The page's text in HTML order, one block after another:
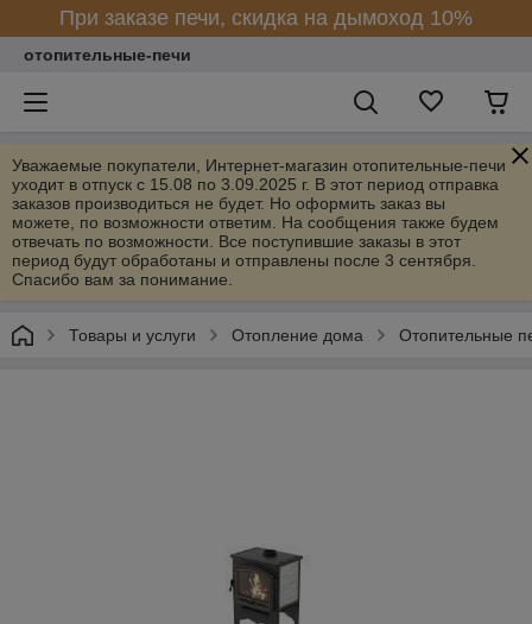
При заказе печи, скидка на дымоход 10%
отопительные-печи
Уважаемые покупатели, Интернет-магазин отопительные-печи
уходит в отпуск с 15.08 по 3.09.2025 г. В этот период отправка
заказов производиться не будет. Но оформить заказ вы
можете, по возможности ответим. На сообщения также будем
отвечать по возможности. Все поступившие заказы в этот
период будут обработаны и отправлены после 3 сентября.
Спасибо вам за понимание.
Товары и услуги Отопление дома Отопительные